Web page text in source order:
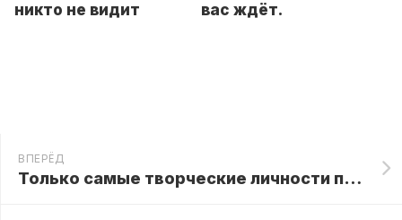
никто не видит
вас ждёт.
ВПЕРЁД
Только самые творческие личности прошли этот запутанный тест на IQ